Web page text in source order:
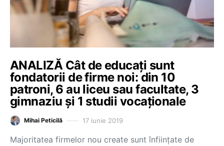
ANALIZĂ Cât de educați sunt
fondatorii de firme noi: din 10
patroni, 6 au liceu sau facultate, 3
gimnaziu și 1 studii vocaționale
Mihai Peticilă 17 iunie 2019
Majoritatea firmelor nou create sunt înființate de